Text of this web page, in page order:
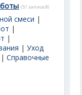
(51 записей)
смеси |
|
|
|Уход
|Справочные